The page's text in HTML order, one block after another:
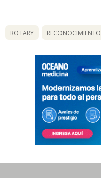
ROTARY RECONOCIMIENTO